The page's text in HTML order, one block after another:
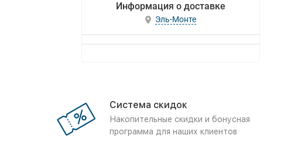
Информация о доставке
Эль-Монте
Система скидок
Накопительные скидки и бонусная
программа для наших клиентов